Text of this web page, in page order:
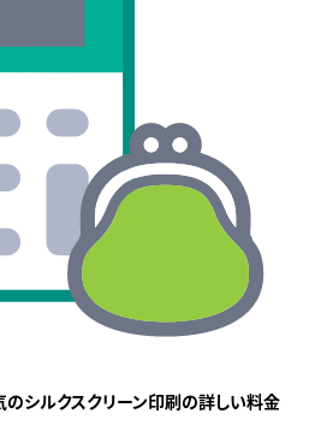
シルクスクリーン印刷の詳しい料金